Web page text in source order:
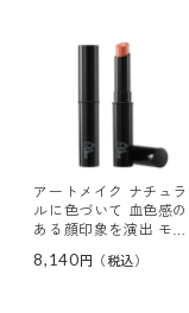
アートメイク ナチュラ
ルに色づいて 血色感の
ある顔印象を演出 モイ
アプリコット＞ ２本セ
8,140